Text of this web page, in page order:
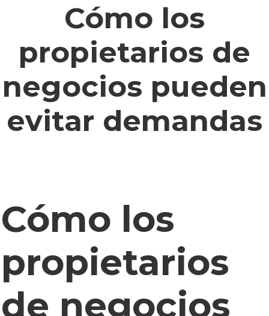
Cómo los
propietarios de
negocios pueden
evitar demandas
Cómo los
propietarios
de negocios